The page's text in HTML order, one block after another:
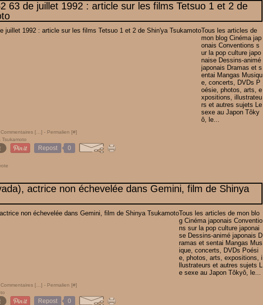
63 de juillet 1992 : article sur les films Tetsuo 1 et 2 de
Tous les articles de
mon blog Cinéma jap
onais Conventions s
ur la pop culture japo
naise Dessins-animé
japonais Dramas et s
entai Mangas Musiqu
e, concerts, DVDs P
oésie, photos, arts, e
xpositions, illustrateu
rs et autres sujets Le
sexe au Japon Tôky
ô, le...
Commentaires [ ] - Permalien [#]
Tsukamoto
Repost 0
actrice non échevelée dans Gemini, film de Shinya
Tous les articles de mon blo
g Cinéma japonais Conventio
ns sur la pop culture japonai
se Dessins-animé japonais D
ramas et sentai Mangas Mus
ique, concerts, DVDs Poési
e, photos, arts, expositions, i
llustrateurs et autres sujets L
e sexe au Japon Tôkyô, le...
Commentaires [ ] - Permalien [#]
Repost 0